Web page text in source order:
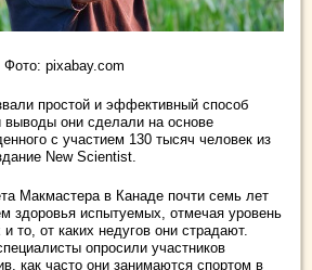
pixabay.com
простой и эффективный способ
выводы они сделали на основе
с участием 130 тысяч человек из
New Scientist.
Макмастера в Канаде почти семь лет
здоровья испытуемых, отмечая уровень
то, от каких недугов они страдают.
опросили участников
как часто они занимаются спортом в